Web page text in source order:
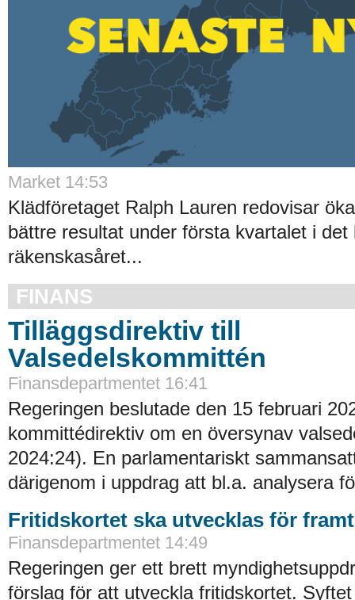
Market 14:53
Klädföretaget Ralph Lauren redovisar
bättre resultat under första kvartalet i det
räkenskasåret...
FINANS
Tilläggsdirektiv till
Valsedelskommittén
Finansdepartmentet 16:41
Regeringen beslutade den 15 februari
kommittédirektiv om en översynav
2024:24). En parlamentariskt
därigenom i uppdrag att bl.a. analysera
Fritidskortet ska utvecklas för
Finansdepartmentet 14:49
Regeringen ger ett brett
förslag för att utveckla fritidskortet.